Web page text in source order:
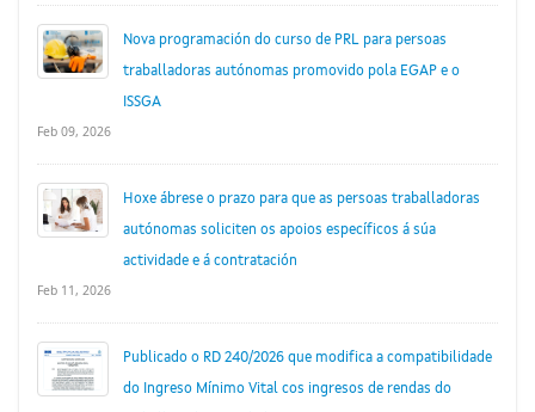
Nova programación do curso de PRL para persoas
traballadoras autónomas promovido pola EGAP e o
ISSGA
Feb 09, 2026
Hoxe ábrese o prazo para que as persoas traballadoras
autónomas soliciten os apoios específicos á súa
actividade e á contratación
Feb 11, 2026
Publicado o RD 240/2026 que modifica a compatibilidade
do Ingreso Mínimo Vital cos ingresos de rendas do